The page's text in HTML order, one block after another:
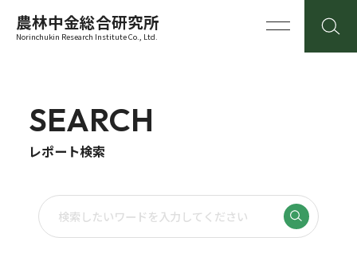
農林中金総合研究所
Norinchukin Research Institute Co., Ltd.
SEARCH
レポート検索